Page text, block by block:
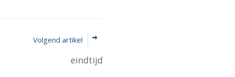
Volgend artikel
eindtijd